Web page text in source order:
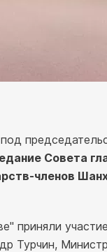
Совета
членов
приняли
Турчин,